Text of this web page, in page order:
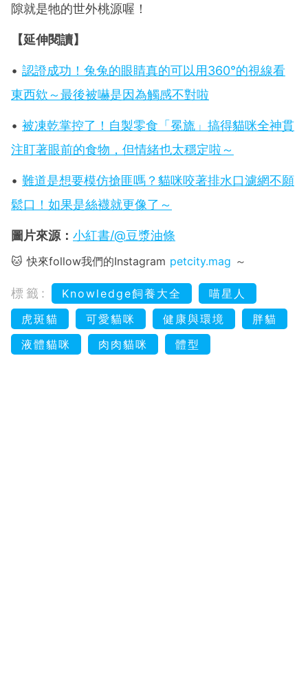
隙就是牠的世外桃源喔！
【延伸閱讀】
• 認證成功！兔兔的眼睛真的可以用360°的視線看
東西欸～最後被嚇是因為觸感不對啦
• 被凍乾掌控了！自製零食「冕旒」搞得貓咪全神貫
注盯著眼前的食物，但情緒也太穩定啦～
• 難道是想要模仿搶匪嗎？貓咪咬著排水口濾網不願
鬆口！如果是絲襪就更像了～
圖片來源： 小紅書/@豆漿油條
🐱 快來follow我們的Instagram petcity.mag ～
標籤: Knowledge飼養大全
喵星人
虎斑貓
可愛貓咪 健康與環境
胖貓
液體貓咪
肉肉貓咪 體型